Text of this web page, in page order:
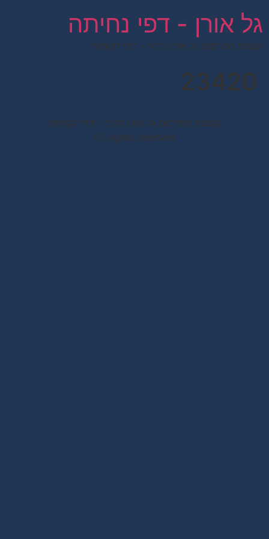
גל אורן - דפי נחיתה
קבוצת הפרסום גל אורן לרנר – דפי לקוחות
23420
קבוצת הפרסום גל אורן לרנר – דפי לקוחות
All rights reserved